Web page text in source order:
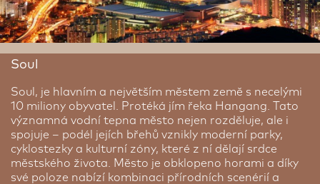
Soul
Soul, je hlavním a největším městem země s necelými
10 miliony obyvatel. Protéká jím řeka Hangang. Tato
významná vodní tepna město nejen rozděluje, ale i
spojuje – podél jejích břehů vznikly moderní parky,
cyklostezky a kulturní zóny, které z ní dělají srdce
městského života. Město je obklopeno horami a díky
své poloze nabízí kombinaci přírodních scenérií a